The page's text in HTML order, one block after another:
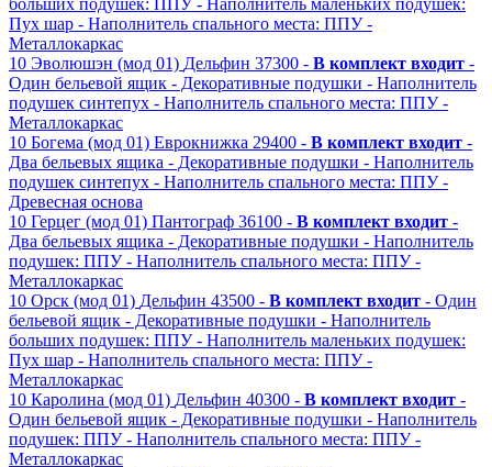
больших подушек: ППУ - Наполнитель маленьких подушек:
Пух шар - Наполнитель спального места: ППУ -
Металлокаркас
10 Эволюшэн (мод 01) Дельфин 37300 - В комплект входит -
Один бельевой ящик - Декоративные подушки - Наполнитель
подушек синтепух - Наполнитель спального места: ППУ -
Металлокаркас
10 Богема (мод 01) Еврокнижка 29400 - В комплект входит -
Два бельевых ящика - Декоративные подушки - Наполнитель
подушек синтепух - Наполнитель спального места: ППУ -
Древесная основа
10 Герцег (мод 01) Пантограф 36100 - В комплект входит -
Два бельевых ящика - Декоративные подушки - Наполнитель
подушек: ППУ - Наполнитель спального места: ППУ -
Металлокаркас
10 Орск (мод 01) Дельфин 43500 - В комплект входит - Один
бельевой ящик - Декоративные подушки - Наполнитель
больших подушек: ППУ - Наполнитель маленьких подушек:
Пух шар - Наполнитель спального места: ППУ -
Металлокаркас
10 Каролина (мод 01) Дельфин 40300 - В комплект входит -
Один бельевой ящик - Декоративные подушки - Наполнитель
подушек: ППУ - Наполнитель спального места: ППУ -
Металлокаркас